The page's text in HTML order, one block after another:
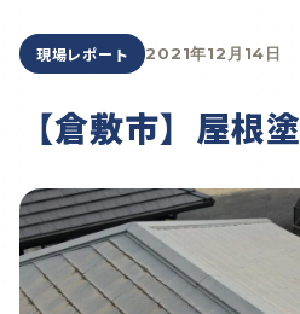
現場レポート 2021年12月14日
【倉敷市】屋根